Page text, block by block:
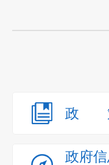
政
政府